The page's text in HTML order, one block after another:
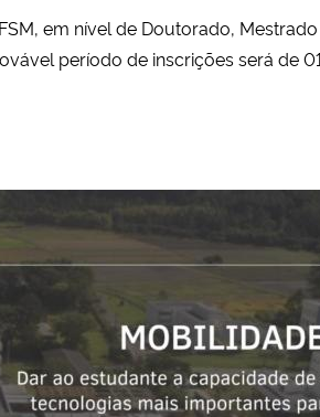
em nível de Doutorado,
período de inscrições será de